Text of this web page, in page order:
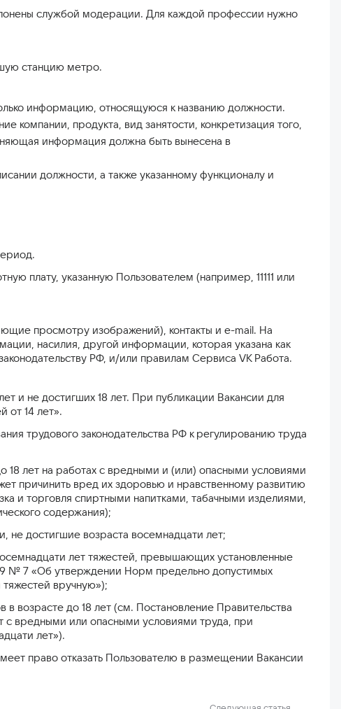
службой модерации. Для каждой профессии нужно
станцию метро.
информацию, относящуюся к названию должности.
компании, продукта, вид занятости, конкретизация того,
информация должна быть вынесена в
должности, а также указанному функционалу и
плату, указанную Пользователем (например, 11111 или
просмотру изображений), контакты и e-mail. На
насилия, другой информации, которая указана как
РФ, и/или правилам Сервиса VK Работа.
и не достигших 18 лет. При публикации Вакансии для
от 14 лет».
трудового законодательства РФ к регулированию труда
18 лет на работах с вредными и (или) опасными условиями
причинить вред их здоровью и нравственному развитию
и торговля спиртными напитками, табачными изделиями,
содержания);
не достигшие возраста восемнадцати лет;
лет тяжестей, превышающих установленные
№ 7 «Об утверждении Норм предельно допустимых
вручную»);
возрасте до 18 лет (см. Постановление Правительства
вредными или опасными условиями труда, при
лет»).
право отказать Пользователю в размещении Вакансии